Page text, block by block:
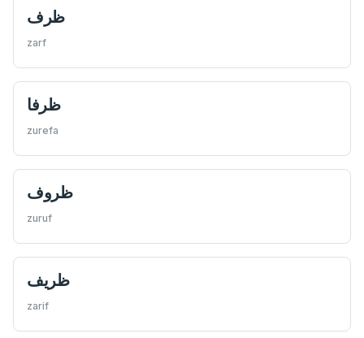
ظرف
zarf
ظرفا
zurefa
ظروف
zuruf
ظريف
zarif